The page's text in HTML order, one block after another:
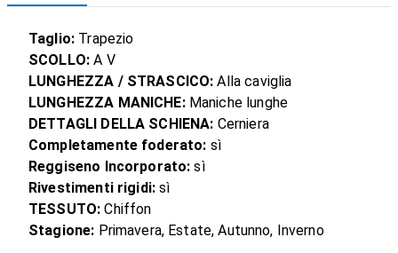
Taglio: Trapezio
SCOLLO: A V
LUNGHEZZA / STRASCICO: Alla caviglia
LUNGHEZZA MANICHE:Maniche lunghe
DETTAGLI DELLA SCHIENA: Cerniera
Completamente foderato: sì
Reggiseno Incorporato: sì
Rivestimenti rigidi: sì
TESSUTO: Chiffon
Stagione: Primavera, Estate, Autunno, Inverno